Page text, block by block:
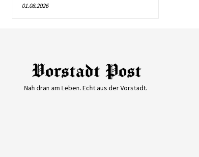
01.08.2026
Nah dran am Leben. Echt aus der Vorstadt.